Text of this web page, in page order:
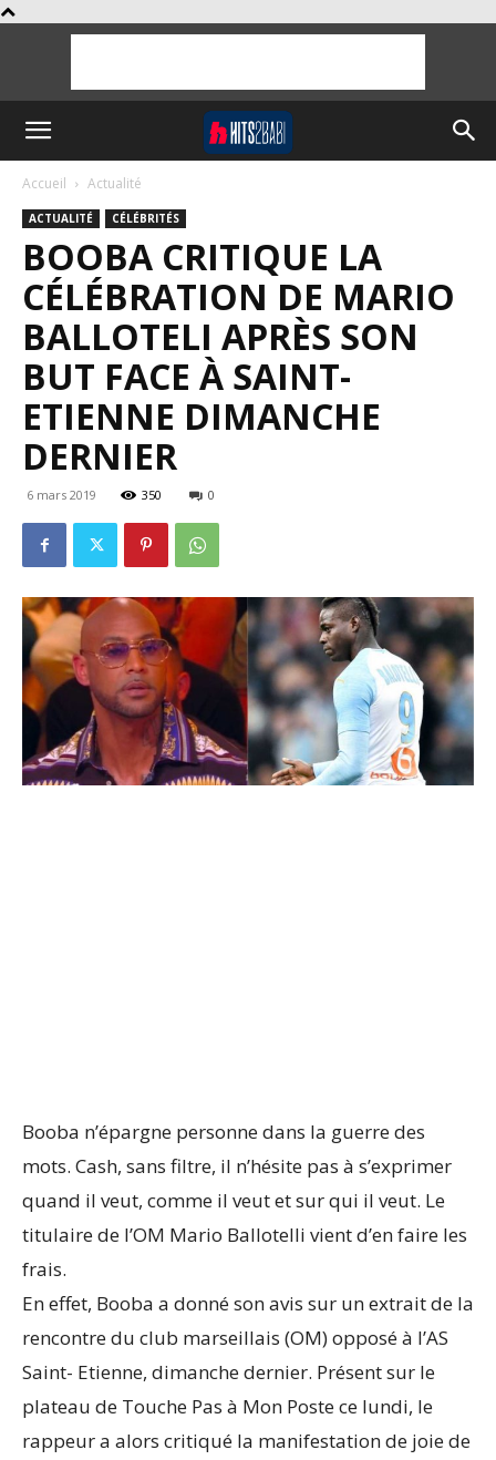
Accueil Actualité
ACTUALITÉ CÉLÉBRITÉS
BOOBA CRITIQUE LA
CÉLÉBRATION DE MARIO
BALLOTELI APRÈS SON
BUT FACE À SAINT-
ETIENNE DIMANCHE
DERNIER
6 mars 2019 350 0
Booba n’épargne personne dans la guerre des
mots. Cash, sans filtre, il n’hésite pas à s’exprimer
quand il veut, comme il veut et sur qui il veut. Le
titulaire de l’OM Mario Ballotelli vient d’en faire les
frais.
En effet, Booba a donné son avis sur un extrait de la
rencontre du club marseillais (OM) opposé à l’AS
Saint- Etienne, dimanche dernier. Présent sur le
plateau de Touche Pas à Mon Poste ce lundi, le
rappeur a alors critiqué la manifestation de joie de